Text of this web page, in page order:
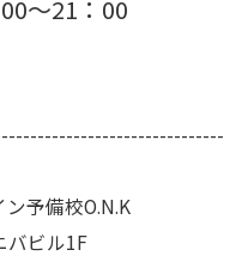
～21：00
予備校O.N.K
バビル1F